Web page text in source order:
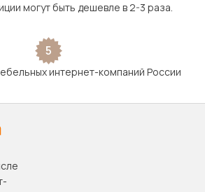
могут быть дешевле в 2-3 раза.
5
интернет-компаний России